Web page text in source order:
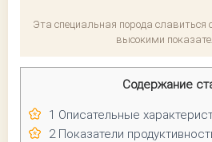
Эта специальная порода
высокими
Содержание
1 Описательные
2Показатели